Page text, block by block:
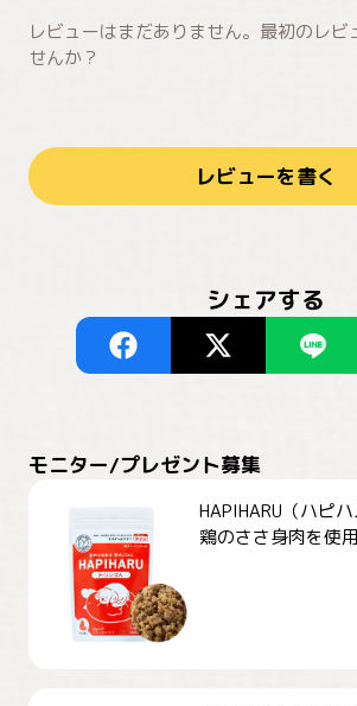
レビューはまだありません。最初のレビ
せんか？
レビューを書く
シェアする
モニター/プレゼント募集
HAPIHARU（ハピ
鶏のささ身肉を使